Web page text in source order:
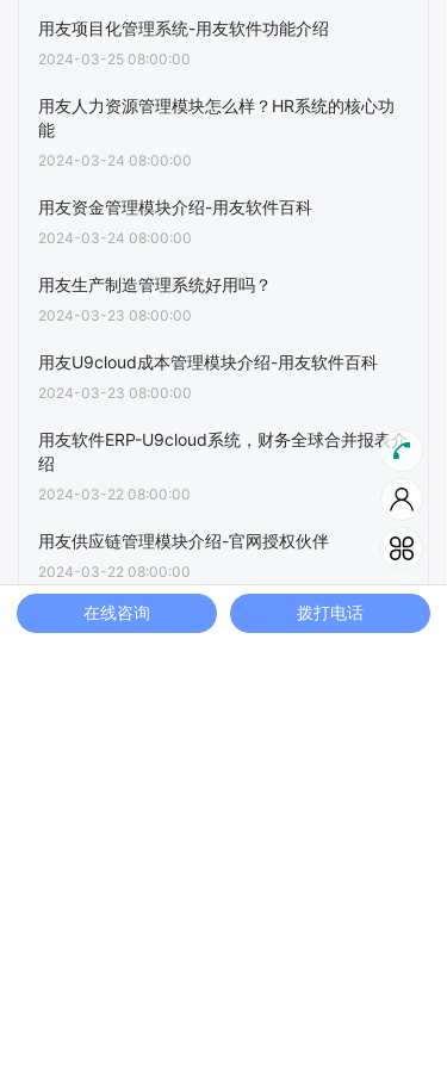
用友项目化管理系统-用友软件功能介绍
2024-03-25 08:00:00
用友人力资源管理模块怎么样？HR系统的核心功
能
2024-03-24 08:00:00
用友资金管理模块介绍-用友软件百科
2024-03-24 08:00:00
用友生产制造管理系统好用吗？
2024-03-23 08:00:00
用友U9cloud成本管理模块介绍-用友软件百科
2024-03-23 08:00:00
用友软件ERP-U9cloud系统，财务全球合并报表介
绍
2024-03-22 08:00:00
用友供应链管理模块介绍-官网授权伙伴
2024-03-22 08:00:00
ChatGPT与用友U9 cloud结合，推动制造企业数
在线咨询 拨打电话